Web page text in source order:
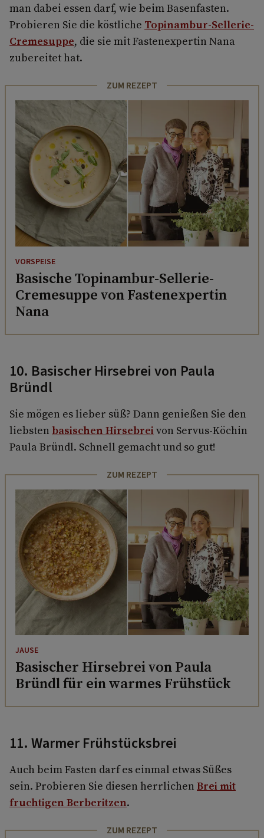
man dabei essen darf, wie beim Basenfasten.
Probieren Sie die köstliche Topinambur-Sellerie-
Cremesuppe, die sie mit Fastenexpertin Nana
zubereitet hat.
ZUM REZEPT
VORSPEISE
Basische Topinambur-Sellerie-
Cremesuppe von Fastenexpertin
Nana
10. Basischer Hirsebrei von Paula
Bründl
Sie mögen es lieber süß? Dann genießen Sie den
liebsten basischen Hirsebrei von Servus-Köchin
Paula Bründl. Schnell gemacht und so gut!
ZUM REZEPT
JAUSE
Basischer Hirsebrei von Paula
Bründl für ein warmes Frühstück
11. Warmer Frühstücksbrei
Auch beim Fasten darf es einmal etwas Süßes
sein. Probieren Sie diesen herrlichen Brei mit
fruchtigen Berberitzen.
ZUM REZEPT